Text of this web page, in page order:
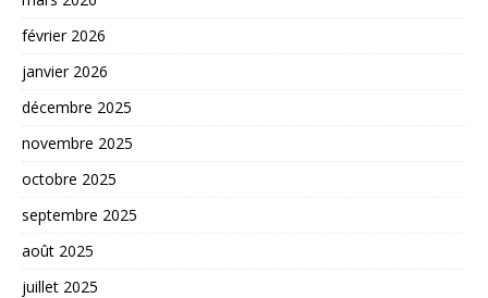
février 2026
janvier 2026
décembre 2025
novembre 2025
octobre 2025
septembre 2025
août 2025
juillet 2025